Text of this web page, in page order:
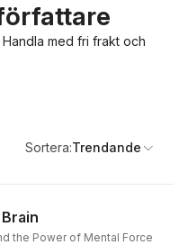
med fri frakt och
Sortera:Trendande
the Power of Mental Force